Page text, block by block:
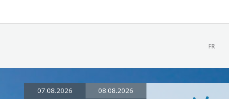
FR
07.08.2026 08.08.2026